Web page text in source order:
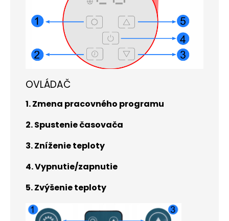
OVLÁDAČ
1. Zmena pracovného programu
2. Spustenie časovača
3. Zníženie teploty
4. Vypnutie/zapnutie
5. Zvýšenie teploty